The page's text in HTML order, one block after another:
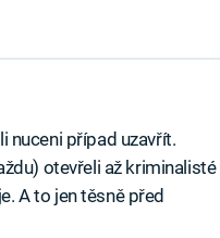
nuceni případ uzavřít.
otevřeli až kriminalisté
A to jen těsně před